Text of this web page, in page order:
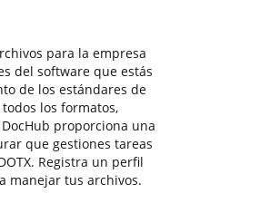
para la empresa
del software que estás
de los estándares de
los formatos,
proporciona una
que gestiones tareas
Registra un perfil
manejar tus archivos.